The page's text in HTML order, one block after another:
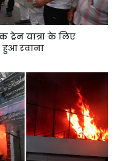
ट्रेन यात्रा के लिए
रवाना